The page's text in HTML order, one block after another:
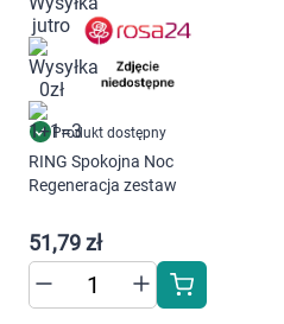
Produkt dostępny
RING Spokojna Noc
Regeneracja zestaw
51,79 zł